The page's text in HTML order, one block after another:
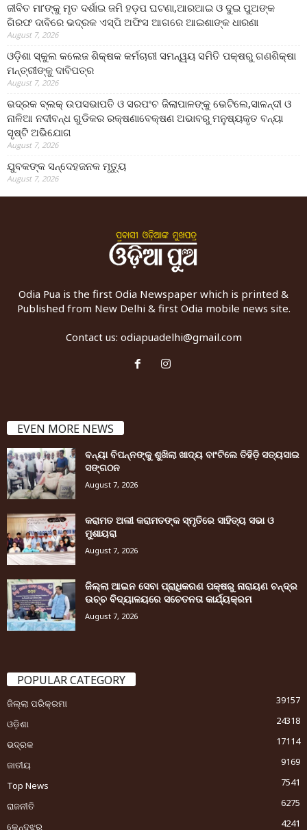
ଜୀବିତ ମା’ଙ୍କୁ ମୃତ ଦର୍ଶାଇ ଜମି ହଡ଼ପ ଘଟଣା,ଆରଆଇ ଓ ଦୁଇ ପୁଅଙ୍କ
ଗିରଫ ଦାବିରେ ଭଦ୍ରକ ଏସ୍‌ପି ଅଫିସ ଆଗରେ ଆଇଶାଙ୍କ ଧାରଣା
August 7, 2026
ଓଡ଼ିଶା ସ୍କୁଲ କଲେଜ ଶିକ୍ଷକ କର୍ମଚାରୀ ସମନ୍ୱୟ ସମିତି ପକ୍ଷରୁ ଗଣଶିକ୍ଷା
ମନ୍ତ୍ରୀଙ୍କୁ ଦାବିପତ୍ର
August 7, 2026
ଭଦ୍ରକ ବ୍ଲକ୍ ଉପସଭାପତି ଓ ସରପଂଚ ଜିଲାପାଳଙ୍କୁ ଭେଟିଲେ,ସାଳନ୍ଦୀ ଓ
ନାଳିଆ ନଦୀବନ୍ଧ ଗୁଡିକର ରକ୍ଷଣାବେକ୍ଷଣ ଅଭାବରୁ ମନୁଷ୍ୟକୃତ ବନ୍ୟା
ସୃଷ୍ଟି ଅଭିଯୋଗ
August 7, 2026
ଯୁବକଙ୍କ ସନ୍ଦେହଜନକ ମୃତ୍ୟୁ
August 7, 2026
Odia Pua is the first Odia Newspaper which is printed &
Published from New Delhi & first Odia mobile news site.
Contact us: odiapuadelhi@gmail.com
EVEN MORE NEWS
ବନ୍ୟା ବିପନ୍ନଙ୍କୁ ଶୁଖିଲା ଖାଦ୍ୟ ବାଂଟିଲେ ତିହିଡି଼ ସତ୍ୟସାଇ
ସଙ୍ଗଠନ
August 7, 2026
କରାମତ ଅଲୀ କରାମତଙ୍କ ସ୍ମୃତିରେ ସାହିତ୍ୟ ସଭା ଓ
ମୁଶାୟରା
August 7, 2026
ଜିଲ୍ଲା ଆଇନ ସେବା ପ୍ରାଧିକରଣ ପକ୍ଷରୁ ନାରାୟଣ ଚନ୍ଦ୍ର
ଉଚ୍ଚ ବିଦ୍ୟାଳୟରେ ସଚେତନତା କାର୍ଯ୍ୟକ୍ରମ
August 7, 2026
POPULAR CATEGORY
ଜିଲ୍ଲା ପରିକ୍ରମା
39157
ଓଡ଼ିଶା
24318
ଭଦ୍ରକ
17114
ଜାତୀୟ
9169
Top News
7541
ରାଜନୀତି
6275
କେନ୍ଦୁଝର
4241